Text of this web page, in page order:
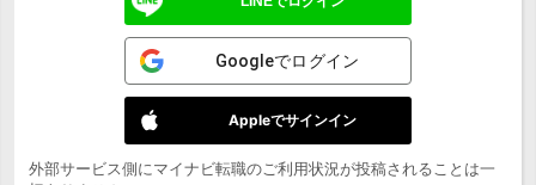
Googleでログイン
Appleでサインイン
外部サービス側にマイナビ転職のご利用状況が投稿されることは一